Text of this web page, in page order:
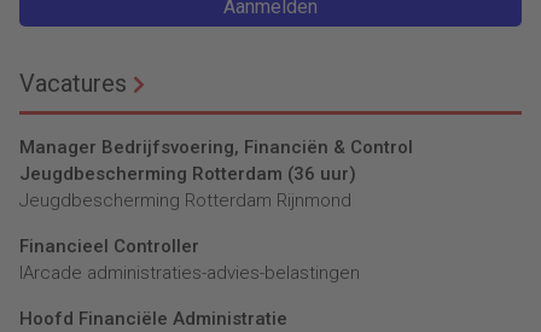
Aanmelden
Vacatures
Manager Bedrijfsvoering, Financiën & Control
Jeugdbescherming Rotterdam (36 uur)
Jeugdbescherming Rotterdam Rijnmond
Financieel Controller
lArcade administraties-advies-belastingen
Hoofd Financiële Administratie